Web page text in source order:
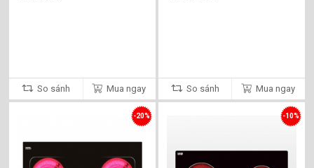
So sánh Mua ngay So sánh Mua ngay
-20% -10%